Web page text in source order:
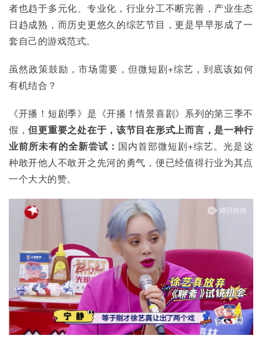
者也趋于多元化、专业化，行业分工不断完善，产业生态
日趋成熟，而历史更悠久的综艺节目，更是早早形成了一
套自己的游戏范式。
虽然政策鼓励，市场需要，但微短剧+综艺，到底该如何
有机结合？
《开播！短剧季》是《开播！情景喜剧》系列的第三季不
假，但更重要之处在于，该节目在形式上而言，是一种行
业前所未有的全新尝试： 国内首部微短剧+综艺。光是这
种敢开他人不敢开之先河的勇气，便已经值得行业为其点
一个大大的赞。